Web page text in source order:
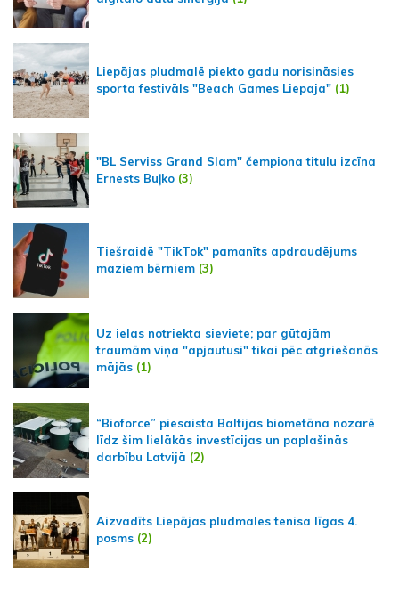
Liepājas pludmalē piekto gadu norisināsies
sporta festivāls "Beach Games Liepaja" (1)
"BL Serviss Grand Slam" čempiona titulu izcīna
Ernests Buļko (3)
Tiešraidē "TikTok" pamanīts apdraudējums
maziem bērniem (3)
Uz ielas notriekta sieviete; par gūtajām
traumām viņa "apjautusi" tikai pēc atgriešanās
mājās (1)
“Bioforce” piesaista Baltijas biometāna nozarē
līdz šim lielākās investīcijas un paplašinās
darbību Latvijā (2)
Aizvadīts Liepājas pludmales tenisa līgas 4.
posms (2)